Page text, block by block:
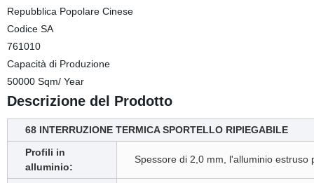
Repubblica Popolare Cinese
Codice SA
761010
Capacità di Produzione
50000 Sqm/ Year
Descrizione del Prodotto
68 INTERRUZIONE TERMICA SPORTELLO RIPIEGABILE
Profili in
alluminio:
Spessore di 2,0 mm, l'alluminio estruso